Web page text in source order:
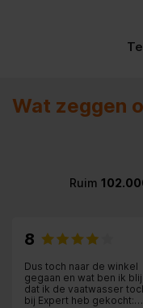
Wat zeggen
Ruim
8
Dus toch naar de winkel
gegaan en wat ben ik blij
dat ik de vaatwasser
bij Expert heb gekocht: